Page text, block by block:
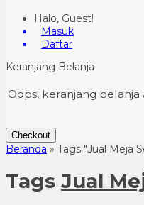
Halo, Guest!
Masuk
Daftar
Keranjang Belanja
Oops, keranjang belanja
Checkout
Beranda » Tags "Jual Meja
Tags Jual